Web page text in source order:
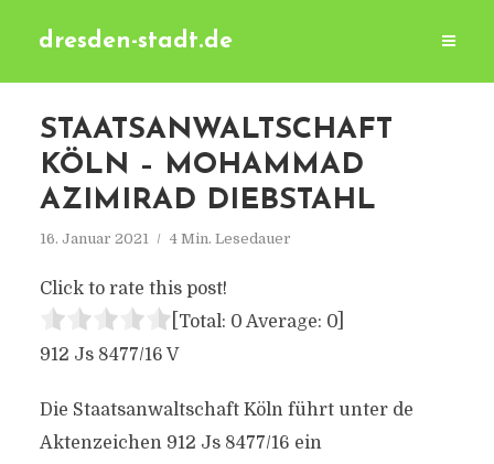
dresden-stadt.de
STAATSANWALTSCHAFT
KÖLN – MOHAMMAD
AZIMIRAD DIEBSTAHL
16. Januar 2021 4 Min. Lesedauer
Click to rate this post!
[Total: 0 Average: 0]
912 Js 8477/​16 V
Die Staatsanwaltschaft Köln führt unter de
Aktenzeichen 912 Js 8477/​16 ein